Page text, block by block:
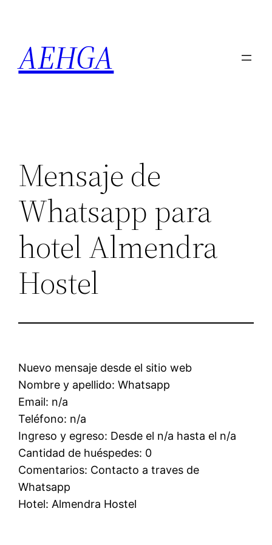
contenido
AEHGA
Mensaje de
Whatsapp para
hotel Almendra
Hostel
Nuevo mensaje desde el sitio web
Nombre y apellido: Whatsapp
Email: n/a
Teléfono: n/a
Ingreso y egreso: Desde el n/a hasta el n/a
Cantidad de huéspedes: 0
Comentarios: Contacto a traves de
Whatsapp
Hotel: Almendra Hostel